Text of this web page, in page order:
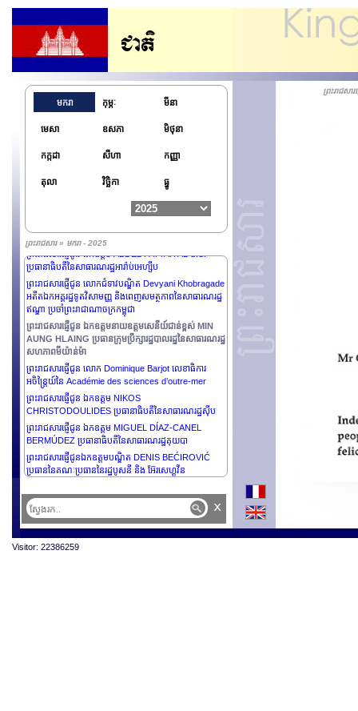
មករា កុម្ភៈ មីនា
មេសា ឧសភា មិថុនា
កក្កដា សីហា កញ្ញា
តុលា វិច្ឆិកា ធ្នូ
ព្រះរាជសារ » មករា - 2025
ព្រះរាជសារផ្ញើជូនលោកជំទាវ CINDY KIRO អគ្គទេសាភិបាល
នៃប្រទេសនូវែលហ្សេឡង់
ព្រះរាជសារផ្ញើជូន ឯកឧត្តម ANURA KUMARA
ប្រជាធិបតេយ្យស្រីលង្ការ
ព្រះរាជសារផ្ញើជូន ឯកឧត្តម ABDEL FATTAH AL SISI
ប្រធានាធិបតីនៃសាធារណរដ្ឋអារ៉ាប់អេហ្សីប
ព្រះរាជសារផ្ញើជូន លោកជំទាវបណ្ឌិត Devyani Khobragade
អតីតឯកអគ្គរដ្ឋទូតវិសាមញ្ញ និងពេញសមត្ថភាពនៃសាធារណរដ្ឋ
ឥណ្ឌា ប្រចាំព្រះរាជាណាចក្រកម្ពុជា
ព្រះរាជសារផ្ញើជូន ឯកឧត្តមនាយឧត្តមសេនីយ៍ជាន់ខ្ពស់ MIN
AUNG HLAING ប្រធានក្រុមប្រឹក្សារដ្ឋបាលរដ្ឋនៃសាធារណរដ្ឋ
សហភាពមីយ៉ាន់ម៉ា
ព្រះរាជសារផ្ញើជូន លោក Dominique Barjot លេខាធិការ
អចិន្ត្រៃយ៍នៃ Académie des sciences d’outre-mer
ព្រះរាជសារផ្ញើជូន ឯកឧត្តម NIKOS
CHRISTODOULIDES ប្រធានាធិបតីនៃសាធារណរដ្ឋស៊ីប
ព្រះរាជសារផ្ញើជូន ឯកឧត្តម MIGUEL DÍAZ-CANEL
BERMÚDEZ ប្រធានាធិបតីនៃសាធារណរដ្ឋគុយបា
ព្រះរាជសារផ្ញើជូនឯកឧត្តមបណ្ឌិត DENIS BEĆIROVIĆ
ប្រធាននៃគណៈប្រធាននៃរដ្ឋបូសនី និង អ៊ែរសេហ្គូវីន
ព្រះរាជសា
x
Visitor: 22386259